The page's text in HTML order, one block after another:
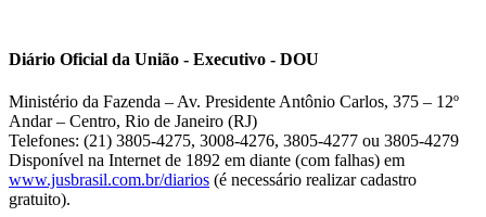
Diário Oficial da União - Executivo - DOU
Ministério da Fazenda – Av. Presidente Antônio Carlos, 375 – 12º
Andar – Centro, Rio de Janeiro (RJ)
Telefones: (21) 3805-4275, 3008-4276, 3805-4277 ou 3805-4279
Disponível na Internet de 1892 em diante (com falhas) em
www.jusbrasil.com.br/diarios (é necessário realizar cadastro
gratuito).